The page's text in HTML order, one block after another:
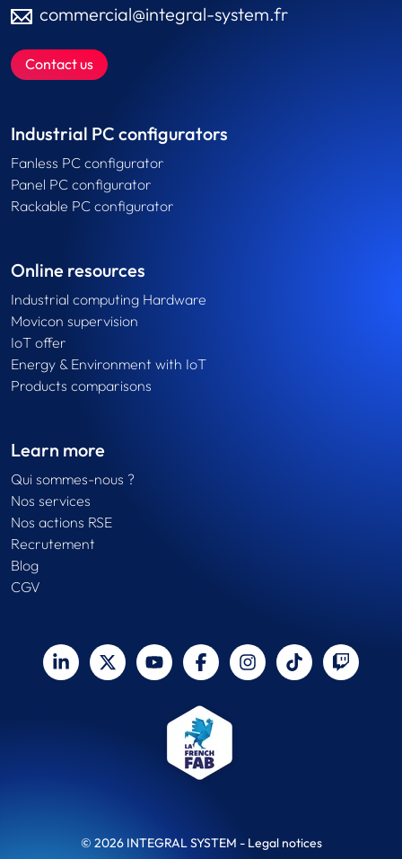
commercial@integral-system.fr
Contact us
Industrial PC configurators
Fanless PC configurator
Panel PC configurator
Rackable PC configurator
Online resources
Industrial computing Hardware
Movicon supervision
IoT offer
Energy & Environment with IoT
Products comparisons
Learn more
Qui sommes-nous ?
Nos services
Nos actions RSE
Recrutement
Blog
CGV
© 2026 INTEGRAL SYSTEM - Legal notices